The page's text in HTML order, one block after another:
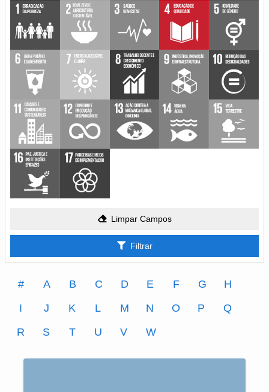
Limpar Campos
Filtrar
# A B C D E F G
H
I
J K L M N O P
Q
R
S T U V W